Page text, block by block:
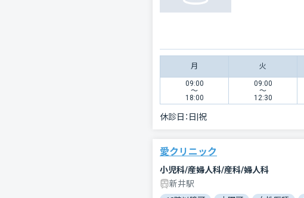
月 火
09:00
〜
18:00
09:00
〜
12:30
休診日： 日|祝
愛クリニック
小児科/産婦人科/産科/婦人科
新井駅